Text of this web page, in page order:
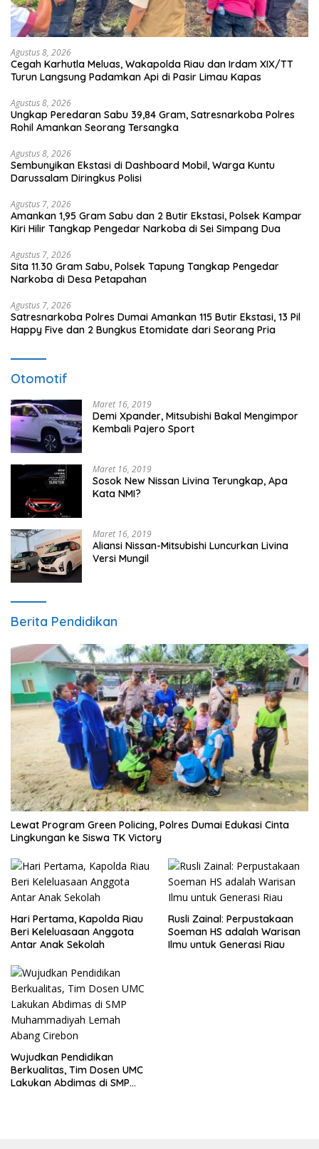
Agustus 8, 2026
Cegah Karhutla Meluas, Wakapolda Riau dan Irdam XIX/TT
Turun Langsung Padamkan Api di Pasir Limau Kapas
Agustus 8, 2026
Ungkap Peredaran Sabu 39,84 Gram, Satresnarkoba Polres
Rohil Amankan Seorang Tersangka
Agustus 8, 2026
Sembunyikan Ekstasi di Dashboard Mobil, Warga Kuntu
Darussalam Diringkus Polisi
Agustus 7, 2026
Amankan 1,95 Gram Sabu dan 2 Butir Ekstasi, Polsek Kampar
Kiri Hilir Tangkap Pengedar Narkoba di Sei Simpang Dua
Agustus 7, 2026
Sita 11.30 Gram Sabu, Polsek Tapung Tangkap Pengedar
Narkoba di Desa Petapahan
Agustus 7, 2026
Satresnarkoba Polres Dumai Amankan 115 Butir Ekstasi, 13 Pil
Happy Five dan 2 Bungkus Etomidate dari Seorang Pria
Otomotif
Maret 16, 2019
Demi Xpander, Mitsubishi Bakal Mengimpor
Kembali Pajero Sport
Maret 16, 2019
Sosok New Nissan Livina Terungkap, Apa
Kata NMI?
Maret 16, 2019
Aliansi Nissan-Mitsubishi Luncurkan Livina
Versi Mungil
Berita Pendidikan
Lewat Program Green Policing, Polres Dumai Edukasi Cinta
Lingkungan ke Siswa TK Victory
Hari Pertama, Kapolda Riau
Beri Keleluasaan Anggota
Antar Anak Sekolah
Rusli Zainal: Perpustakaan
Soeman HS adalah Warisan
Ilmu untuk Generasi Riau
Wujudkan Pendidikan
Berkualitas, Tim Dosen UMC
Lakukan Abdimas di SMP